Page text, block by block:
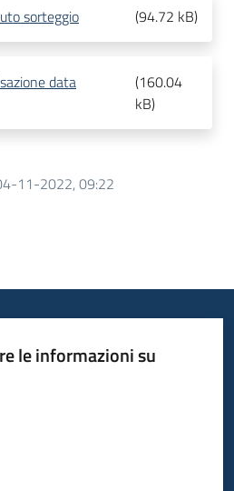
sorteggio (94.72 kB)
data
(160.04
kB)
11-2022, 09:22
le informazioni su